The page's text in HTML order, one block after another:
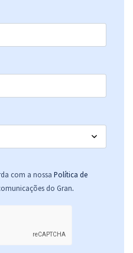
com a nossa Política de
do Gran.